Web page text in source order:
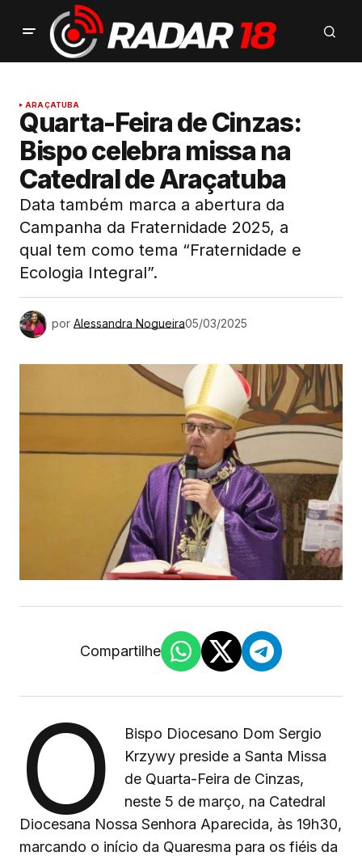
ARAÇATUBA
Quarta-Feira de Cinzas:
Bispo celebra missa na
Catedral de Araçatuba
Data também marca a abertura da
Campanha da Fraternidade 2025, a
qual tem como tema “Fraternidade e
Ecologia Integral”.
por Alessandra Nogueira05/03/2025
Compartilhe
O
Bispo Diocesano Dom Sergio
Krzywy preside a Santa Missa
de Quarta-Feira de Cinzas,
neste 5 de março, na Catedral
Diocesana Nossa Senhora Aparecida, às 19h30,
marcando o início da Quaresma para os fiéis da